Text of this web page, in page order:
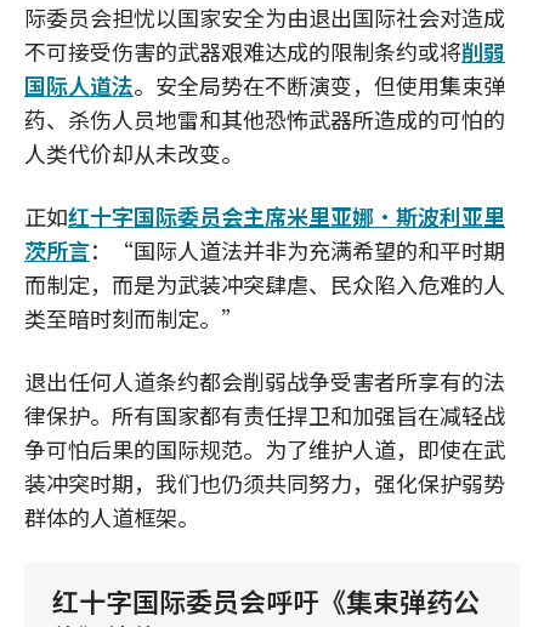
际委员会担忧以国家安全为由退出国际社会对造成
不可接受伤害的武器艰难达成的限制条约或将削弱
国际人道法。安全局势在不断演变，但使用集束弹
药、杀伤人员地雷和其他恐怖武器所造成的可怕的
人类代价却从未改变。
正如红十字国际委员会主席米里亚娜·斯波利亚里
茨所言：“国际人道法并非为充满希望的和平时期
而制定，而是为武装冲突肆虐、民众陷入危难的人
类至暗时刻而制定。”
退出任何人道条约都会削弱战争受害者所享有的法
律保护。所有国家都有责任捍卫和加强旨在减轻战
争可怕后果的国际规范。为了维护人道，即使在武
装冲突时期，我们也仍须共同努力，强化保护弱势
群体的人道框架。
红十字国际委员会呼吁《集束弹药公